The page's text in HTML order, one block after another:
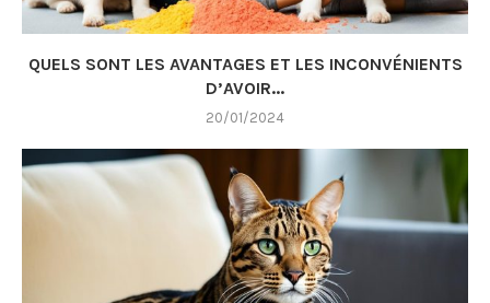
QUELS SONT LES AVANTAGES ET LES INCONVÉNIENTS
D’AVOIR...
20/01/2024